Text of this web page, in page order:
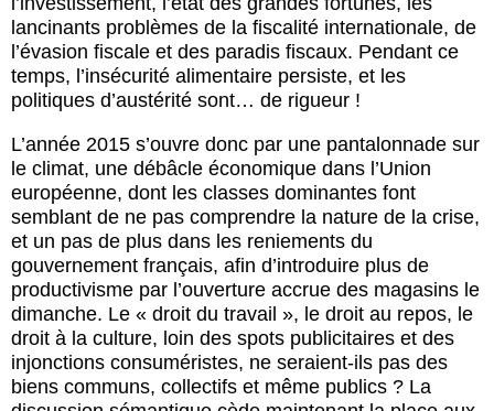
lancinants problèmes de la fiscalité internationale, de
l’évasion fiscale et des paradis fiscaux. Pendant ce
temps, l’insécurité alimentaire persiste, et les
politiques d’austérité sont… de rigueur !
L’année 2015 s’ouvre donc par une pantalonnade sur
le climat, une débâcle économique dans l’Union
européenne, dont les classes dominantes font
semblant de ne pas comprendre la nature de la crise,
et un pas de plus dans les reniements du
gouvernement français, afin d’introduire plus de
productivisme par l’ouverture accrue des magasins le
dimanche. Le « droit du travail », le droit au repos, le
droit à la culture, loin des spots publicitaires et des
injonctions consuméristes, ne seraient-ils pas des
biens communs, collectifs et même publics ? La